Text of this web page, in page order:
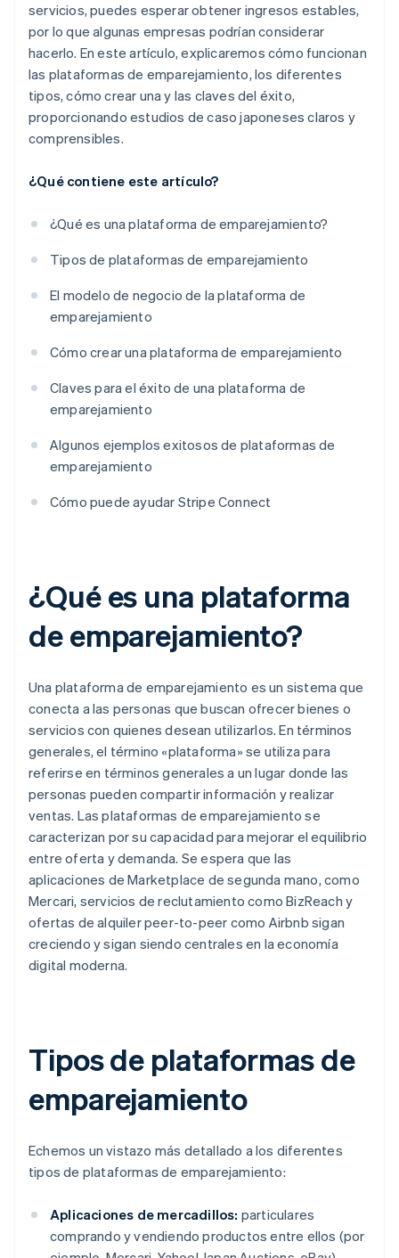
servicios, puedes esperar obtener ingresos estables,
por lo que algunas empresas podrían considerar
hacerlo. En este artículo, explicaremos cómo funcionan
las plataformas de emparejamiento, los diferentes
tipos, cómo crear una y las claves del éxito,
proporcionando estudios de caso japoneses claros y
comprensibles.
¿Qué contiene este artículo?
¿Qué es una plataforma de emparejamiento?
Tipos de plataformas de emparejamiento
El modelo de negocio de la plataforma de
emparejamiento
Cómo crear una plataforma de emparejamiento
Claves para el éxito de una plataforma de
emparejamiento
Algunos ejemplos exitosos de plataformas de
emparejamiento
Cómo puede ayudar Stripe Connect
¿Qué es una plataforma
de emparejamiento?
Una plataforma de emparejamiento es un sistema que
conecta a las personas que buscan ofrecer bienes o
servicios con quienes desean utilizarlos. En términos
generales, el término «plataforma» se utiliza para
referirse en términos generales a un lugar donde las
personas pueden compartir información y realizar
ventas. Las plataformas de emparejamiento se
caracterizan por su capacidad para mejorar el equilibrio
entre oferta y demanda. Se espera que las
aplicaciones de Marketplace de segunda mano, como
Mercari, servicios de reclutamiento como BizReach y
ofertas de alquiler peer-to-peer como Airbnb sigan
creciendo y sigan siendo centrales en la economía
digital moderna.
Tipos de plataformas de
emparejamiento
Echemos un vistazo más detallado a los diferentes
tipos de plataformas de emparejamiento:
Aplicaciones de mercadillos: particulares
comprando y vendiendo productos entre ellos (por